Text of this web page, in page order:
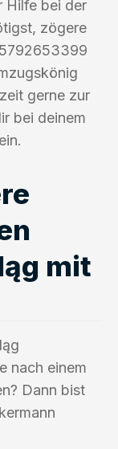
Hilfe bei der
zögere
gerne zur
bei deinem
mit
nach einem
Dann bist